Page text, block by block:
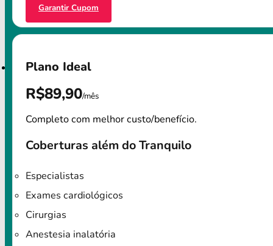
Garantir Cupom
Plano Ideal
R$89,90/mês
Completo com melhor custo/benefício.
Coberturas além do Tranquilo
Especialistas
Exames cardiológicos
Cirurgias
Anestesia inalatória